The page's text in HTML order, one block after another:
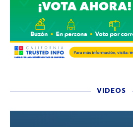
VIDEOS